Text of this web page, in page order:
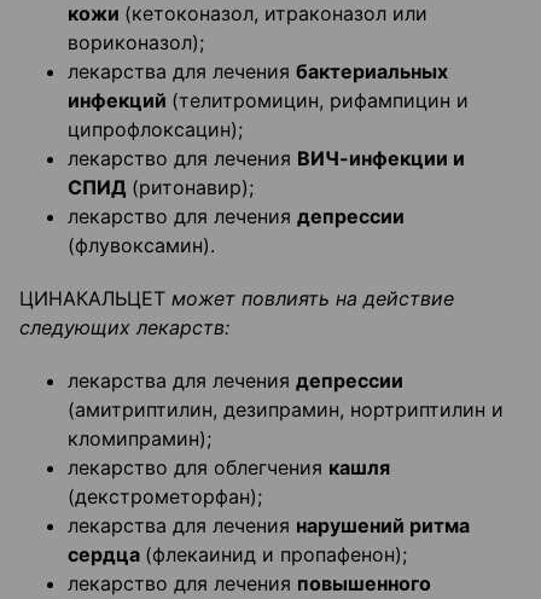
кожи (кетоконазол, итраконазол или
вориконазол);
лекарства для лечения бактериальных
инфекций (телитромицин, рифампицин и
ципрофлоксацин);
лекарство для лечения ВИЧ-инфекции и
СПИД (ритонавир);
лекарство для лечения депрессии
(флувоксамин).
ЦИНАКАЛЬЦЕТ может повлиять на действие
следующих лекарств:
лекарства для лечения депрессии
(амитриптилин, дезипрамин, нортриптилин и
кломипрамин);
лекарство для облегчения кашля
(декстрометорфан);
лекарства для лечения нарушений ритма
сердца (флекаинид и пропафенон);
лекарство для лечения повышенного